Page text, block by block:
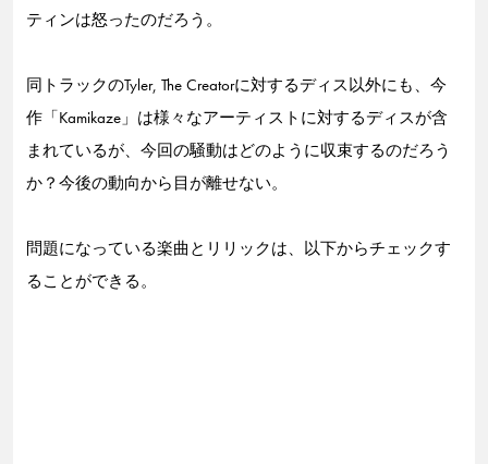
ティンは怒ったのだろう。
同トラックのTyler, The Creatorに対するディス以外にも、今
作「Kamikaze」は様々なアーティストに対するディスが含
まれているが、今回の騒動はどのように収束するのだろう
か？今後の動向から目が離せない。
問題になっている楽曲とリリックは、以下からチェックす
ることができる。